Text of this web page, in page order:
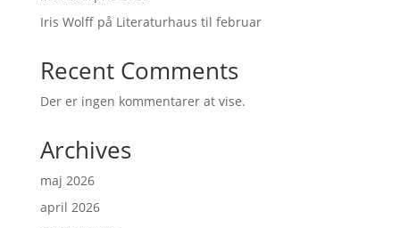
Iris Wolff på Literaturhaus til februar
Recent Comments
Der er ingen kommentarer at vise.
Archives
maj 2026
april 2026